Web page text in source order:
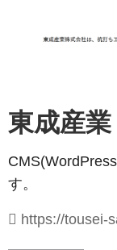
東成産業
す。
https://tousei-